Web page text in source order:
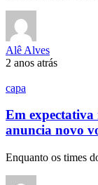
Alê Alves
2 anos atrás
capa
Em
anuncia novo
Enquanto os times